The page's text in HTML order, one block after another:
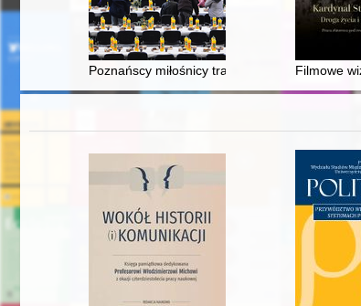
Poznańscy miłośnicy transportu szynowego
Filmowe